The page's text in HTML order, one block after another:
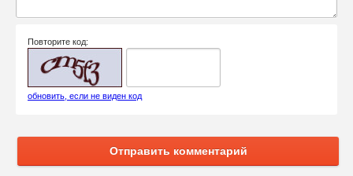
Повторите код:
обновить, если не виден код
Отправить комментарий